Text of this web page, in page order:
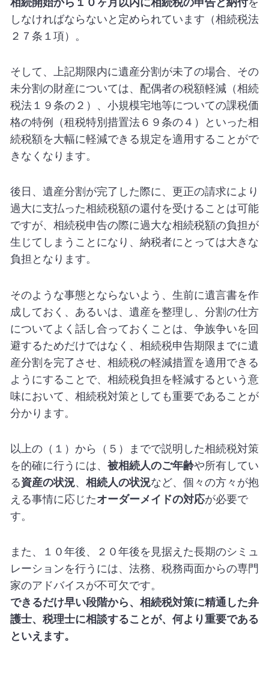
しなければならないと定められています（相続税法
２７条１項）。
そして、上記期限内に遺産分割が未了の場合、その
未分割の財産については、配偶者の税額軽減（相続
税法１９条の２）、小規模宅地等についての課税価
格の特例（租税特別措置法６９条の４）といった相
続税額を大幅に軽減できる規定を適用することがで
きなくなります。
後日、遺産分割が完了した際に、更正の請求により
過大に支払った相続税額の還付を受けることは可能
ですが、相続税申告の際に過大な相続税額の負担が
生じてしまうことになり、納税者にとっては大きな
負担となります。
そのような事態とならないよう、生前に遺言書を作
成しておく、あるいは、遺産を整理し、分割の仕方
についてよく話し合っておくことは、争族争いを回
避するためだけではなく、相続税申告期限までに遺
産分割を完了させ、相続税の軽減措置を適用できる
ようにすることで、相続税負担を軽減するという意
味において、相続税対策としても重要であることが
分かります。
以上の（１）から（５）までで説明した相続税対策
を的確に行うには、 被相続人のご年齢や所有してい
る資産の状況、 相続人の状況など、個々の方々が抱
える事情に応じたオーダーメイドの対応が必要で
す。
また、１０年後、２０年後を見据えた長期のシミュ
レーションを行うには、法務、税務両面からの専門
家のアドバイスが不可欠です。
できるだけ早い段階から、相続税対策に精通した弁
護士、税理士に相談することが、何より重要である
といえます。